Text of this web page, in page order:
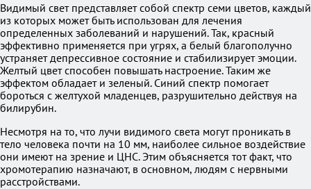
Видимый свет представляет собой спектр семи цветов, каждый
из которых может быть использован для лечения
определенных заболеваний и нарушений. Так, красный
эффективно применяется при угрях, а белый благополучно
устраняет депрессивное состояние и стабилизирует эмоции.
Желтый цвет способен повышать настроение. Таким же
эффектом обладает и зеленый. Синий спектр помогает
бороться с желтухой младенцев, разрушительно действуя на
билирубин.
Несмотря на то, что лучи видимого света могут проникать в
тело человека почти на 10 мм, наиболее сильное воздействие
они имеют на зрение и ЦНС. Этим объясняется тот факт, что
хромотерапию назначают, в основном, людям с нервными
расстройствами.